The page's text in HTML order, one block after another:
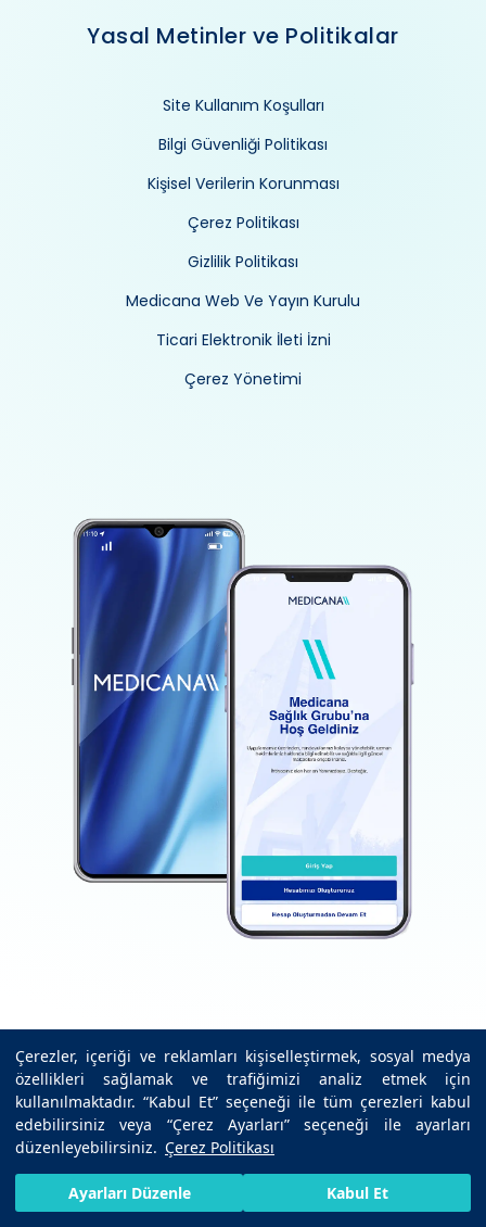
Çerezler, içeriği ve reklamları kişiselleştirmek, sosyal medya
özellikleri sağlamak ve trafiğimizi analiz etmek için
kullanılmaktadır. “Kabul Et” seçeneği ile tüm çerezleri kabul
edebilirsiniz veya “Çerez Ayarları” seçeneği ile ayarları
düzenleyebilirsiniz. Çerez Politikası
Ayarları Düzenle Kabul Et
Yasal Metinler ve Politikalar
Site Kullanım Koşulları
Bilgi Güvenliği Politikası
Kişisel Verilerin Korunması
Çerez Politikası
Gizlilik Politikası
Medicana Web Ve Yayın Kurulu
Ticari Elektronik İleti İzni
Çerez Yönetimi
İndir
Google Play
İndir
App Store
HIZLI RANDEVU AL BIZE ULAŞIN